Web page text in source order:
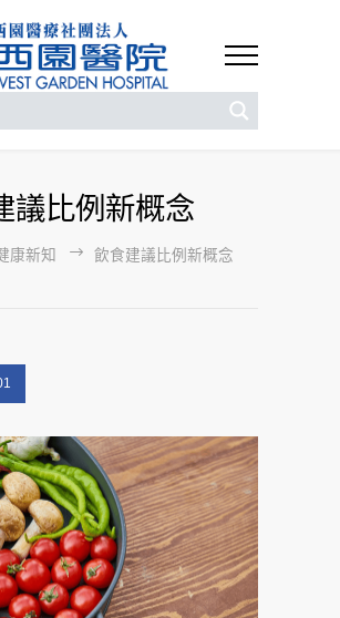
議比例新概念
康新知 飲食建議比例新概念